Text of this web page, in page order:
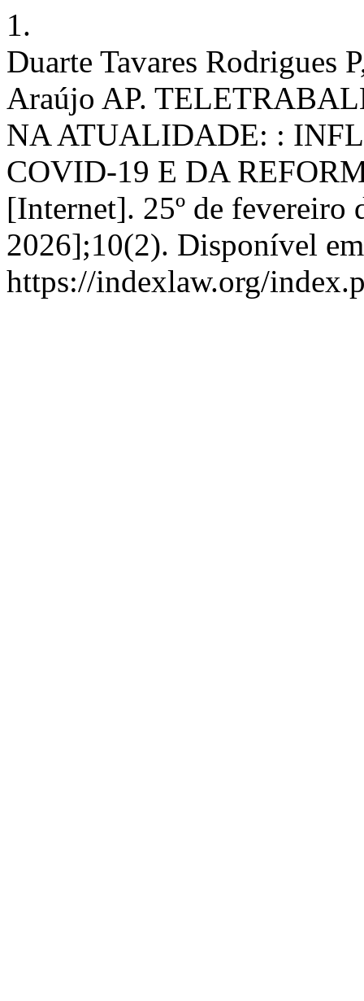
1.
Duarte Tavares Rodrigues
Araújo AP.
NA ATUALIDADE: :
COVID-19 E DA
[Internet]. 25º de fevereiro
2026];10(2). Disponível
https://indexlaw.org/